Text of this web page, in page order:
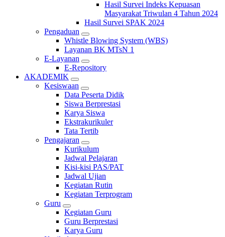
Hasil Survei Indeks Kepuasan
Masyarakat Triwulan 4 Tahun 2024
Hasil Survei SPAK 2024
Pengaduan
Whistle Blowing System (WBS)
Layanan BK MTsN 1
E-Layanan
E-Repository
AKADEMIK
Kesiswaan
Data Peserta Didik
Siswa Berprestasi
Karya Siswa
Ekstrakurikuler
Tata Tertib
Pengajaran
Kurikulum
Jadwal Pelajaran
Kisi-kisi PAS/PAT
Jadwal Ujian
Kegiatan Rutin
Kegiatan Terprogram
Guru
Kegiatan Guru
Guru Berprestasi
Karya Guru